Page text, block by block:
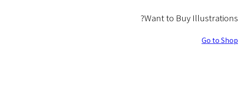
Want to Buy Illustrations?
Go to Shop